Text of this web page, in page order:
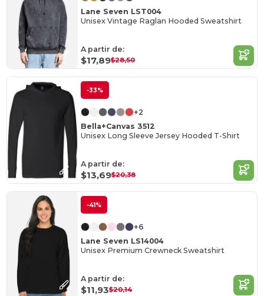
Lane Seven LST004
Unisex Vintage Raglan Hooded Sweatshirt
A partir de:
$17,89$28,50
-33%
+2
Bella+Canvas 3512
Unisex Long Sleeve Jersey Hooded T-Shirt
A partir de:
$13,69$20,38
-41%
+6
Lane Seven LS14004
Unisex Premium Crewneck Sweatshirt
A partir de:
$11,93$20,14